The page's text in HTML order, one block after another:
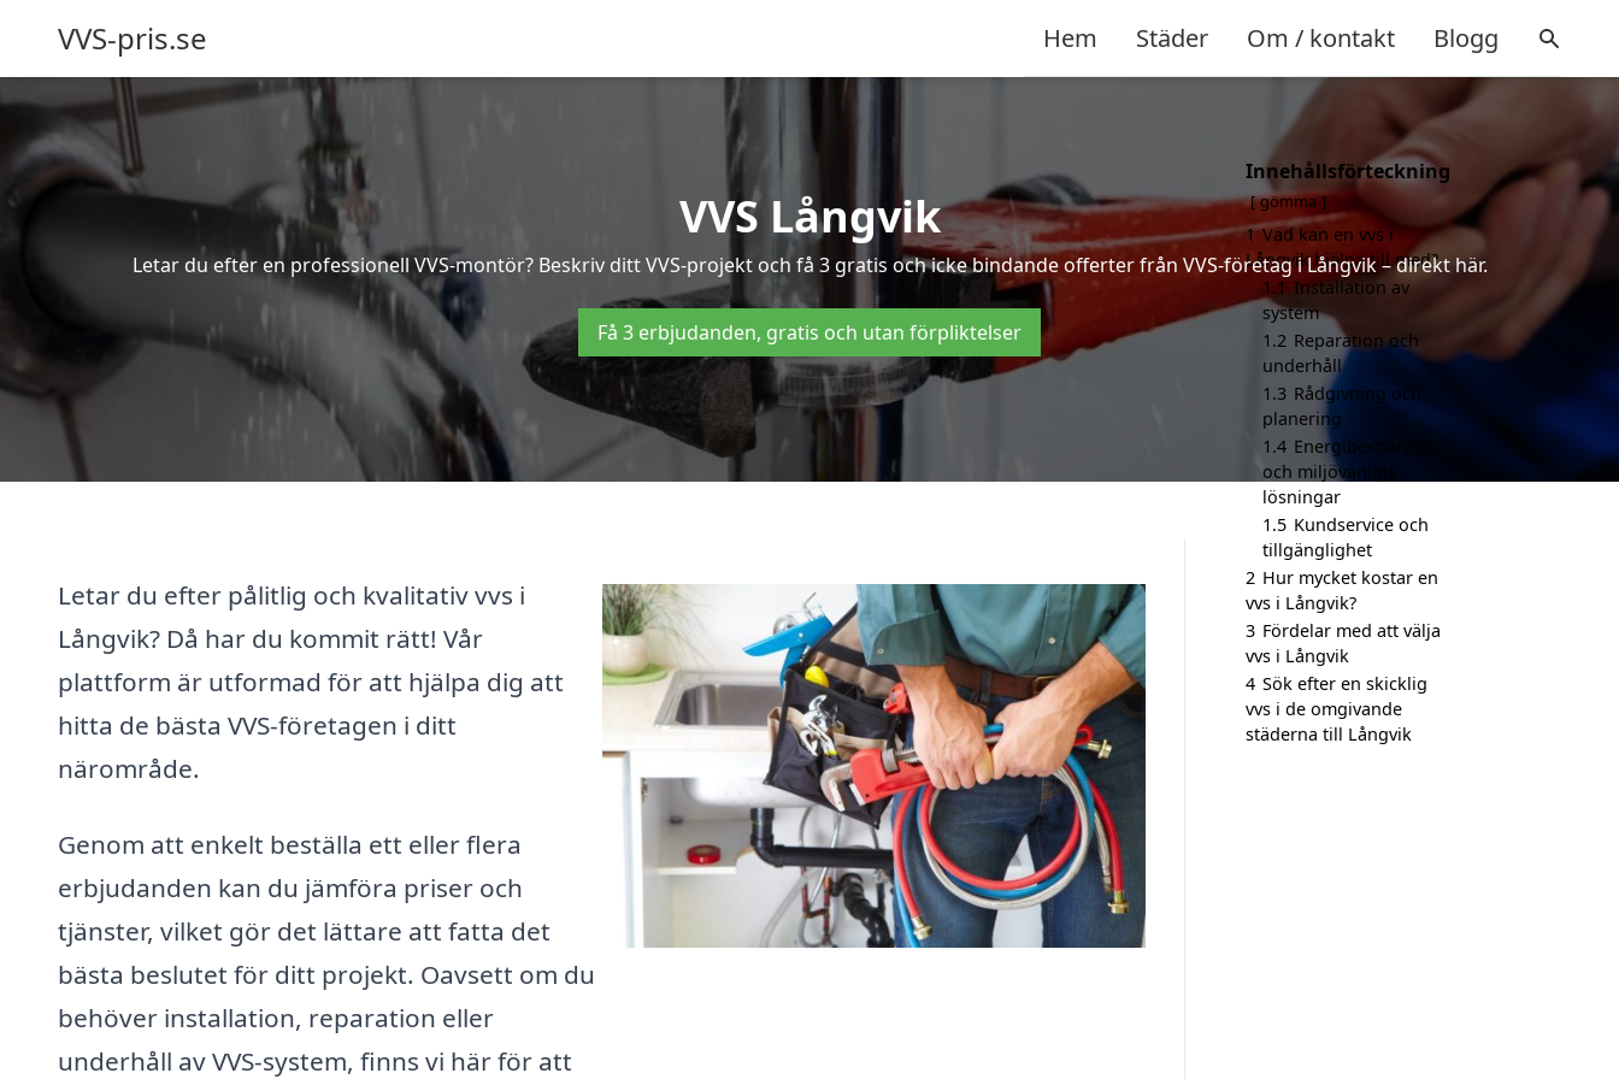
VVS-pris.se Hem Städer Om / kontakt Blogg
VVS Långvik
Letar du efter en professionell VVS-montör? Beskriv ditt VVS-projekt och få 3 gratis och icke bindande offerter från VVS-företag i Långvik – direkt här.
Få 3 erbjudanden, gratis och utan förpliktelser
Letar du efter pålitlig och kvalitativ vvs i
Långvik? Då har du kommit rätt! Vår
plattform är utformad för att hjälpa dig att
hitta de bästa VVS-företagen i ditt
närområde.
Genom att enkelt beställa ett eller flera
erbjudanden kan du jämföra priser och
tjänster, vilket gör det lättare att fatta det
bästa beslutet för ditt projekt. Oavsett om du
behöver installation, reparation eller
underhåll av VVS-system, finns vi här för att
Innehållsförteckning
gömma
1 Vad kan en vvs i
Långvik hjälpa till med?
1.1 Installation av
system
1.2 Reparation och
underhåll
1.3 Rådgivning och
planering
1.4 Energibesparing
och miljövänliga
lösningar
1.5 Kundservice och
tillgänglighet
2 Hur mycket kostar en
vvs i Långvik?
3 Fördelar med att välja
vvs i Långvik
4 Sök efter en skicklig
vvs i de omgivande
städerna till Långvik